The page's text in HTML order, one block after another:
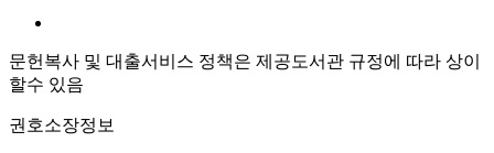
문헌복사 및 대출서비스 정책은 제공도서관 규정에 따라 상이
할수 있음
권호소장정보